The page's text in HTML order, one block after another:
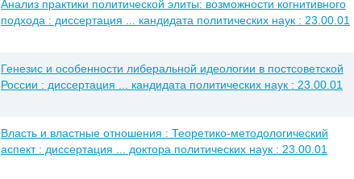
Анализ практики политической элиты: возможности когнитивного
подхода : диссертация ... кандидата политических наук : 23.00.01
Генезис и особенности либеральной идеологии в постсоветской
России : диссертация ... кандидата политических наук : 23.00.01
Власть и властные отношения : Теоретико-методологический
аспект : диссертация ... доктора политических наук : 23.00.01